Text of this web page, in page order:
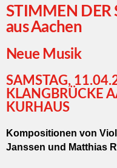
STIMMEN DER
aus Aachen
Neue Musik
SAMSTAG,
KLANGBRÜCKE
KURHAUS
Kompositionen von
Janssen und Matthias